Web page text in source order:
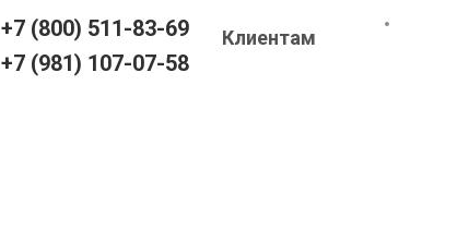
+7 (800) 511-83-69
+7 (981) 107-07-58
Клиентам